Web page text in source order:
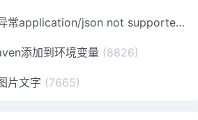
springmvc接收参数异常application/json not supported
添加到环境变量 (8826)
片文字 (7665)